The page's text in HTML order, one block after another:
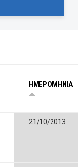
ΗΜΕΡΟΜΗΝΙΑ
21/10/2013